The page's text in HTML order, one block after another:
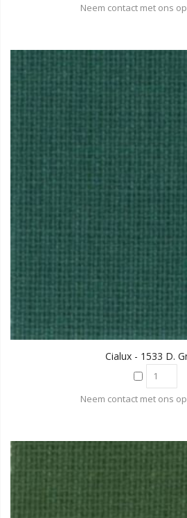
Neem contact met ons
Cialux - 1533 D.
Neem contact met ons